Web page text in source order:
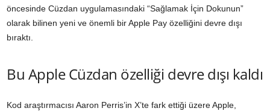
öncesinde Cüzdan uygulamasındaki “Sağlamak İçin Dokunun”
olarak bilinen yeni ve önemli bir Apple Pay özelliğini devre dışı
bıraktı.
Bu Apple Cüzdan özelliği devre dışı kaldı
Kod araştırmacısı Aaron Perris’in X’te fark ettiği üzere Apple,